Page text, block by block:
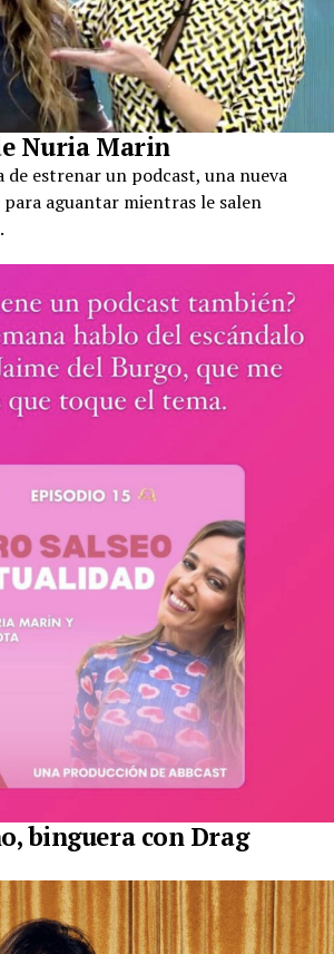
Nuria Marin
de estrenar un podcast, una nueva
aguantar mientras le salen
binguera con Drag